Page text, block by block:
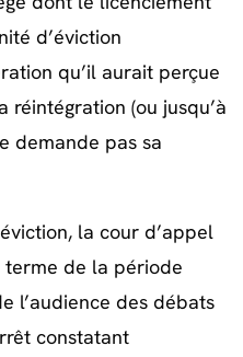
d’éviction
qu’il aurait perçue
réintégration (ou jusqu’à
demande pas sa
la cour d’appel
terme de la période
l’audience des débats
constatant